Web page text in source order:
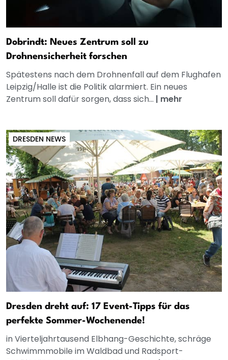
Dobrindt: Neues Zentrum soll zu
Drohnensicherheit forschen
Spätestens nach dem Drohnenfall auf dem Flughafen
Leipzig/Halle ist die Politik alarmiert. Ein neues
Zentrum soll dafür sorgen, dass sich... | mehr
DRESDEN NEWS
Dresden dreht auf: 17 Event-Tipps für das
perfekte Sommer-Wochenende!
in Vierteljahrtausend Elbhang-Geschichte, schräge
Schwimmmobile im Waldbad und Radsport-